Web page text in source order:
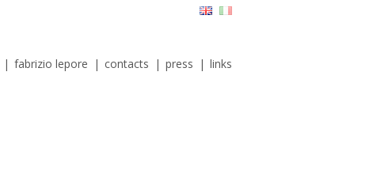
| fabrizio lepore | contacts | press | links